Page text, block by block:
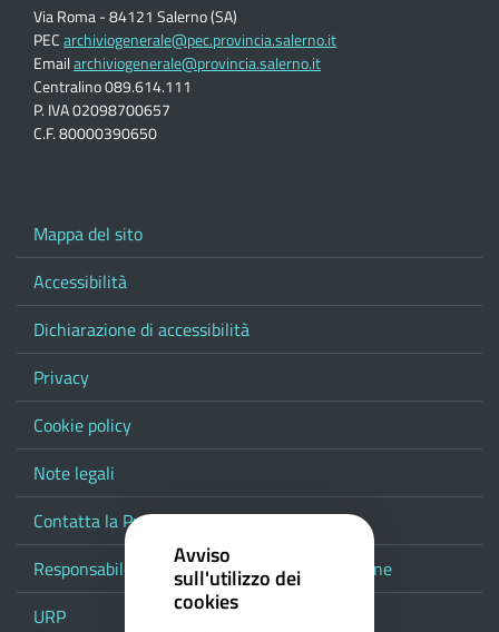
Via Roma - 84121 Salerno (SA)
PECarchiviogenerale@pec.provincia.salerno.it
Emailarchiviogenerale@provincia.salerno.it
Centralino 089.614.111
P. IVA 02098700657
C.F. 80000390650
Mappa del sito
Accessibilità
Dichiarazione di accessibilità
Privacy
Cookie policy
Note legali
Contatta la Provincia
Responsabile del procedimento di pubblicazione
URP
Avviso
sull'utilizzo dei
cookies